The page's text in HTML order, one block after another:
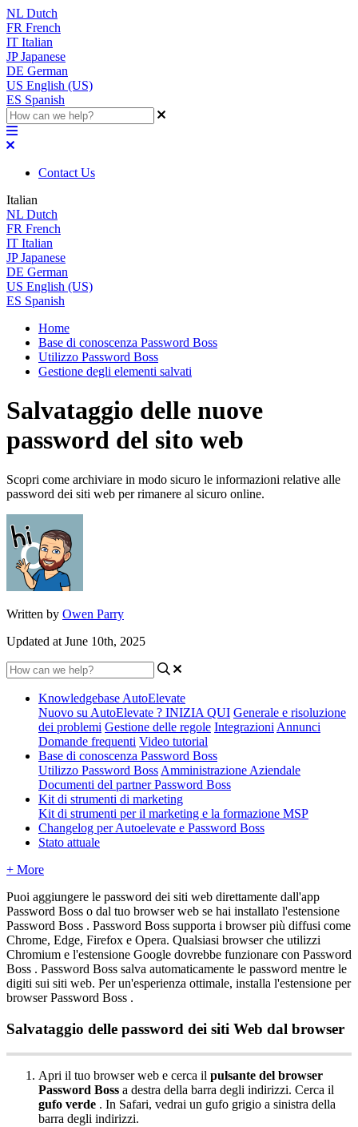
NL Dutch
FR French
IT Italian
JP Japanese
DE German
US English (US)
ES Spanish
Contact Us
Italian
NL Dutch
FR French
IT Italian
JP Japanese
DE German
US English (US)
ES Spanish
Home
Base di conoscenza Password Boss
Utilizzo Password Boss
Gestione degli elementi salvati
Salvataggio delle nuove
password del sito web
Scopri come archiviare in modo sicuro le informazioni relative alle
password dei siti web per rimanere al sicuro online.
Written by Owen Parry
Updated at June 10th, 2025
Knowledgebase AutoElevate
Nuovo su AutoElevate ? INIZIA QUI Generale e risoluzione
dei problemi Gestione delle regole Integrazioni Annunci
Domande frequenti Video tutorial
Base di conoscenza Password Boss
Utilizzo Password Boss Amministrazione Aziendale
Documenti del partner Password Boss
Kit di strumenti di marketing
Kit di strumenti per il marketing e la formazione MSP
Changelog per Autoelevate e Password Boss
Stato attuale
+ More
Puoi aggiungere le password dei siti web direttamente dall'app
Password Boss o dal tuo browser web se hai installato l'estensione
Password Boss . Password Boss supporta i browser più diffusi come
Chrome, Edge, Firefox e Opera. Qualsiasi browser che utilizzi
Chromium e l'estensione Google dovrebbe funzionare con Password
Boss . Password Boss salva automaticamente le password mentre le
digiti sui siti web. Per un'esperienza ottimale, installa l'estensione per
browser Password Boss .
Salvataggio delle password dei siti Web dal browser
Apri il tuo browser web e cerca il pulsante del browser
Password Boss a destra della barra degli indirizzi. Cerca il
gufo verde . In Safari, vedrai un gufo grigio a sinistra della
barra degli indirizzi.